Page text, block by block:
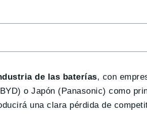
de las baterías, con
o Japón (Panasonic) como
una clara pérdida de